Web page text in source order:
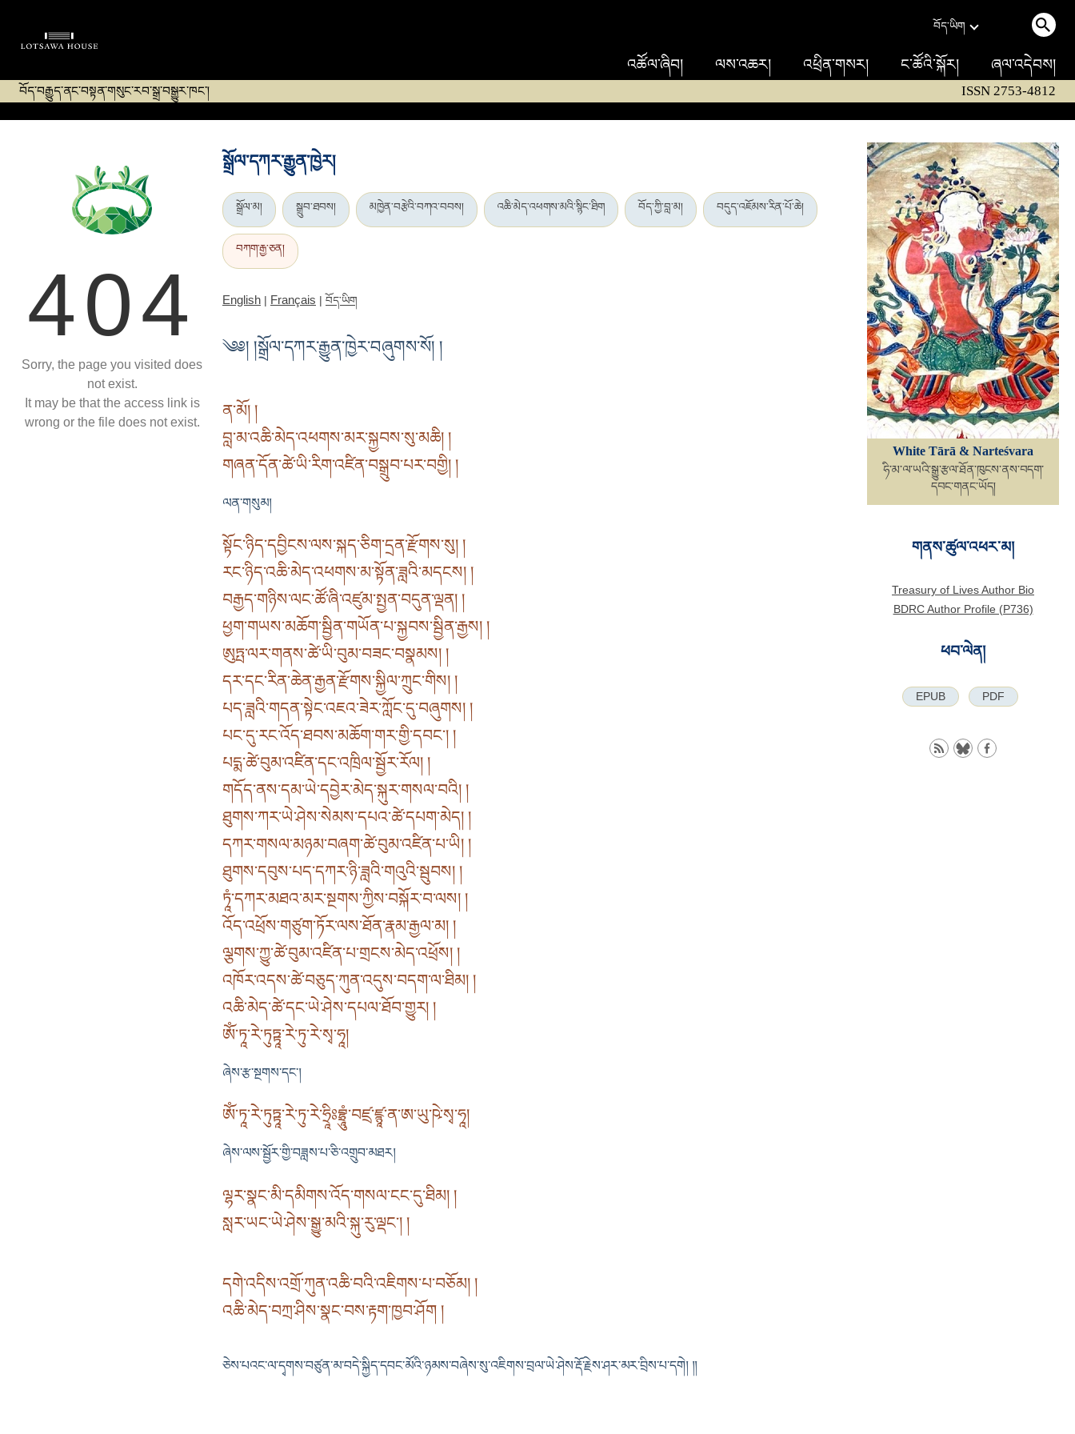
བོད་ཡིག
འཚོལ་ཞིབ། ལས་འཆར། འཕྲིན་གསར། ང་ཚོའི་སྐོར། ཞལ་འདེབས།
བོད་བརྒྱུད་ནང་བསྟན་གསུང་རབ་སྒྲ་བསྒྱུར་ཁང་། ISSN 2753-4812
404
Sorry, the page you visited does
not exist.
It may be that the access link is
wrong or the file does not exist.
སྒྲོལ་དཀར་རྒྱུན་ཁྱེར།
སྒྲོལ་མ། སྒྲུབ་ཐབས། མཁྱེན་བརྩེའི་བཀའ་བབས། འཆི་མེད་འཕགས་མའི་སྙིང་ཐིག བོད་ཀྱི་བླ་མ། བདུད་འཇོམས་རིན་པོ་ཆེ།
བཀག་རྒྱ་ཅན།
English | Français | བོད་ཡིག
༄༅། །སྒྲོལ་དཀར་རྒྱུན་ཁྱེར་བཞུགས་སོ། །
ན་མོ། །
བླ་མ་འཆི་མེད་འཕགས་མར་སྐྱབས་སུ་མཆི། །
གཞན་དོན་ཚེ་ཡི་རིག་འཛིན་བསྒྲུབ་པར་བགྱི། །
ལན་གསུམ།
སྟོང་ཉིད་དབྱིངས་ལས་སྐད་ཅིག་དྲན་རྫོགས་སུ། །
རང་ཉིད་འཆི་མེད་འཕགས་མ་སྟོན་ཟླའི་མདངས། །
བརྒྱད་གཉིས་ལང་ཚོ་ཞི་འཛུམ་སྤྱན་བདུན་ལྡན། །
ཕྱག་གཡས་མཆོག་སྦྱིན་གཡོན་པ་སྐྱབས་སྦྱིན་རྒྱས། །
ཨུཏྤ་ལར་གནས་ཚེ་ཡི་བུམ་བཟང་བསྣམས། །
དར་དང་རིན་ཆེན་རྒྱན་རྫོགས་སྐྱིལ་ཀྲུང་གིས། །
པད་ཟླའི་གདན་སྟེང་འཇའ་ཟེར་ཀློང་དུ་བཞུགས། །
པང་དུ་རང་འོད་ཐབས་མཆོག་གར་གྱི་དབང༌། །
པདྨ་ཚེ་བུམ་འཛིན་དང་འཁྲིལ་སྦྱོར་རོལ། །
གདོད་ནས་དམ་ཡེ་དབྱེར་མེད་སྐུར་གསལ་བའི། །
ཐུགས་ཀར་ཡེ་ཤེས་སེམས་དཔའ་ཚེ་དཔག་མེད། །
དཀར་གསལ་མཉམ་བཞག་ཚེ་བུམ་འཛིན་པ་ཡི། །
ཐུགས་དབུས་པད་དཀར་ཉི་ཟླའི་གའུའི་སྦུབས། །
ཏཱཾ་དཀར་མཐའ་མར་སྔགས་ཀྱིས་བསྐོར་བ་ལས། །
འོད་འཕྲོས་གཙུག་ཏོར་ལས་ཐོན་རྣམ་རྒྱལ་མ། །
ལྕགས་ཀྱུ་ཚེ་བུམ་འཛིན་པ་གྲངས་མེད་འཕྲོས། །
འཁོར་འདས་ཚེ་བཅུད་ཀུན་འདུས་བདག་ལ་ཐིམ། །
འཆི་མེད་ཚེ་དང་ཡེ་ཤེས་དཔལ་ཐོབ་གྱུར། །
ཨོཾ་ཏཱ་རེ་ཏུཏྟཱ་རེ་ཏུ་རེ་སྭ་ཧཱ།
ཞེས་རྩ་སྔགས་དང༌།
ཨོཾ་ཏཱ་རེ་ཏུཏྟཱ་རེ་ཏུ་རེ་ཧྲཱིཿབྷྲཱུཾ་བཛྲ་ཛྙཱ་ན་ཨ་ཡུ་ཥེ་སྭ་ཧཱ།
ཞེས་ལས་སྦྱོར་གྱི་བཟླས་པ་ཅི་འགྲུབ་མཐར།
ལྷར་སྣང་མི་དམིགས་འོད་གསལ་ངང་དུ་ཐིམ། །
སླར་ཡང་ཡེ་ཤེས་སྒྱུ་མའི་སྐུ་རུ་ལྡང༌། །
དགེ་འདིས་འགྲོ་ཀུན་འཆི་བའི་འཇིགས་པ་བཅོམ། །
འཆི་མེད་བཀྲ་ཤིས་སྣང་བས་རྟག་ཁྱབ་ཤོག །
ཅེས་པའང་ལ་དྭགས་བཙུན་མ་བདེ་སྐྱིད་དབང་མོའི་ཉམས་བཞེས་སུ་འཇིགས་བྲལ་ཡེ་ཤེས་རྡོ་རྗེས་ཤར་མར་བྲིས་པ་དགེ། ༎
White Tārā & Narteśvara
ཧི་མ་ལ་ཡའི་སྒྱུ་རྩལ་ཐོན་ཁུངས་ནས་བདག་
དབང་གནང་ཡོད།
གནས་ཚུལ་འཕར་མ།
Treasury of Lives Author Bio
BDRC Author Profile (P736)
ཕབ་ལེན།
EPUB PDF